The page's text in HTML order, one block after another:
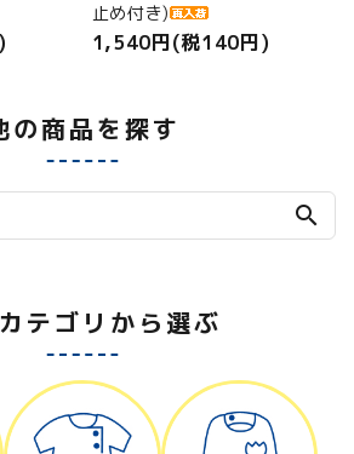
止め付き)
1,540円(税140円)
の商品を探す
search
テゴリから選ぶ